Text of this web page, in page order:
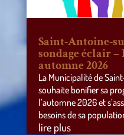
Saint-Antoine-
sondage éclair
automne 2026
La Municipalité de
souhaite bonifier sa
l’automne 2026 et
besoins de sa
lire plus